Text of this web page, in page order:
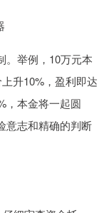
。举例，10万元本
升10%，盈利即达
，本金将一起圆
意志和精确的判断